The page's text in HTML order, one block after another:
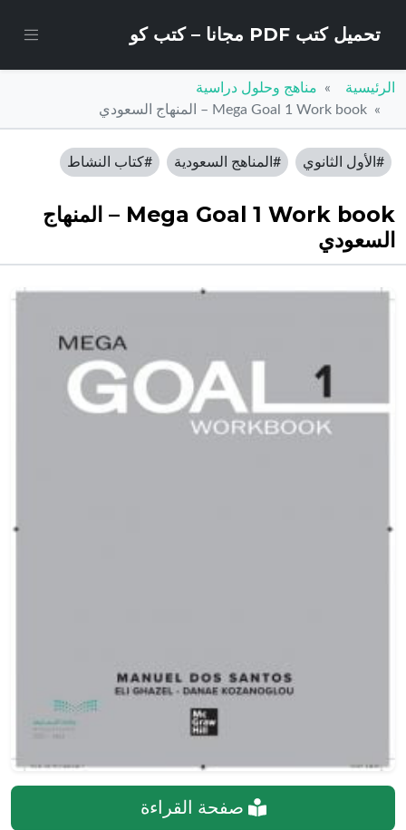
تحميل كتب PDF مجانا – كتب كو
الرئيسية
مناهج وحلول دراسية
Mega Goal 1 Work book – المنهاج السعودي
#الأول الثانوي #المناهج السعودية #كتاب النشاط
Mega Goal 1 Work book – المنهاج
السعودي
صفحة القراءة